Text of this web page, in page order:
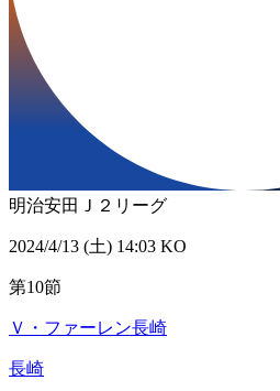
明治安田Ｊ２リーグ
2024/4/13 (土) 14:03 KO
第10節
Ｖ・ファーレン長崎
長崎